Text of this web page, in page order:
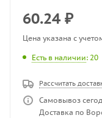
60.24 ₽
Цена указана с
Есть в наличии: 20
Рассчитать
Самовывоз
Доставка по